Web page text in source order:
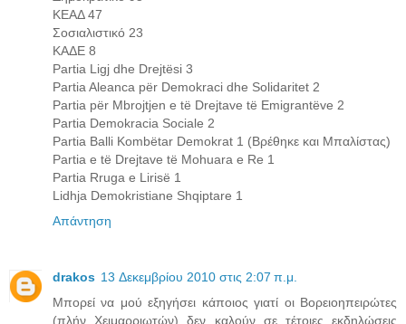
ΚΕΑΔ 47
Σοσιαλιστικό 23
ΚΑΔΕ 8
Partia Ligj dhe Drejtësi 3
Partia Aleanca për Demokraci dhe Solidaritet 2
Partia për Mbrojtjen e të Drejtave të Emigrantëve 2
Partia Demokracia Sociale 2
Partia Balli Kombëtar Demokrat 1 (Βρέθηκε και Μπαλίστας)
Partia e të Drejtave të Mohuara e Re 1
Partia Rruga e Lirisë 1
Lidhja Demokristiane Shqiptare 1
Απάντηση
drakos 13 Δεκεμβρίου 2010 στις 2:07 π.μ.
Μπορεί να μού εξηγήσει κάποιος γιατί οι Βορειοηπειρώτες
(πλήν Χειμαρριωτών) δεν καλούν σε τέτοιες εκδηλώσεις